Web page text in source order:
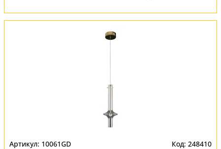
10061GD 248410